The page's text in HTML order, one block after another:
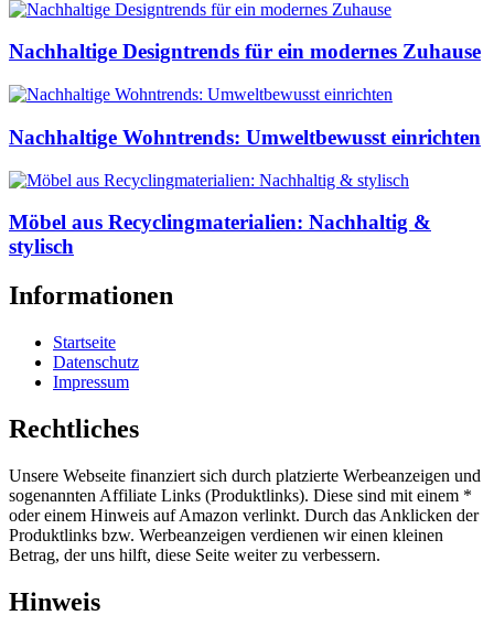
Nachhaltige Designtrends für ein modernes Zuhause
Nachhaltige Wohntrends: Umweltbewusst einrichten
Möbel aus Recyclingmaterialien: Nachhaltig &
stylisch
Informationen
Startseite
Datenschutz
Impressum
Rechtliches
Unsere Webseite finanziert sich durch platzierte Werbeanzeigen und
sogenannten Affiliate Links (Produktlinks). Diese sind mit einem *
oder einem Hinweis auf Amazon verlinkt. Durch das Anklicken der
Produktlinks bzw. Werbeanzeigen verdienen wir einen kleinen
Betrag, der uns hilft, diese Seite weiter zu verbessern.
Hinweis